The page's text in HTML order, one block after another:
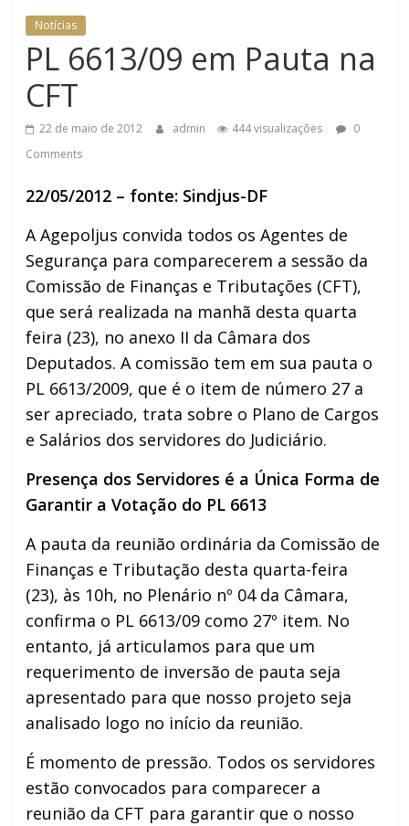
Notícias
PL 6613/09 em Pauta na
CFT
22 de maio de 2012 admin 444 visualizações
0
Comments
22/05/2012 – fonte: Sindjus-DF
A Agepoljus convida todos os Agentes de
Segurança para comparecerem a sessão da
Comissão de Finanças e Tributações (CFT),
que será realizada na manhã desta quarta
feira (23), no anexo II da Câmara dos
Deputados. A comissão tem em sua pauta o
PL 6613/2009, que é o item de número 27 a
ser apreciado, trata sobre o Plano de Cargos
e Salários dos servidores do Judiciário.
Presença dos Servidores é a Única Forma de
Garantir a Votação do PL 6613
A pauta da reunião ordinária da Comissão de
Finanças e Tributação desta quarta-feira
(23), às 10h, no Plenário nº 04 da Câmara,
confirma o PL 6613/09 como 27º item. No
entanto, já articulamos para que um
requerimento de inversão de pauta seja
apresentado para que nosso projeto seja
analisado logo no início da reunião.
É momento de pressão. Todos os servidores
estão convocados para comparecer a
reunião da CFT para garantir que o nosso